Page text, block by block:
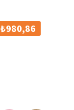
₺980,86